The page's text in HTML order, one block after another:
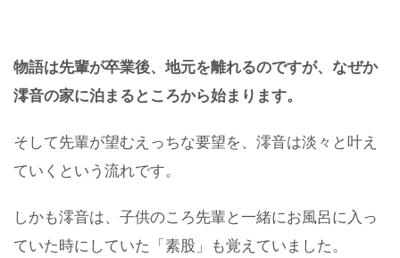
物語は先輩が卒業後、地元を離れるのですが、なぜか
澪音の家に泊まるところから始まります。
そして先輩が望むえっちな要望を、澪音は淡々と叶え
ていくという流れです。
しかも澪音は、子供のころ先輩と一緒にお風呂に入っ
ていた時にしていた「素股」も覚えていました。